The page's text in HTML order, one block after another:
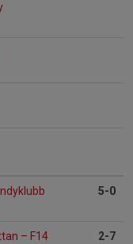
5-0
– F14 2-7